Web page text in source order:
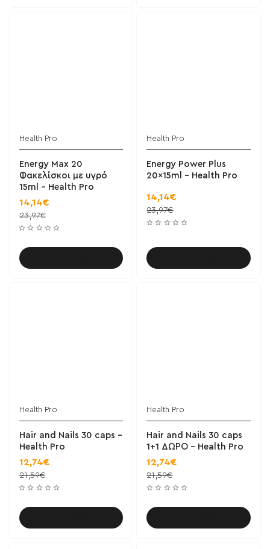
Health Pro
Energy Max 20
Φακελίσκοι με υγρό
15ml - Health Pro
14,14€
23,97€
Health Pro
Energy Power Plus
20x15ml - Health Pro
14,14€
23,97€
Health Pro
Hair and Nails 30 caps -
Health Pro
12,74€
21,59€
Health Pro
Hair and Nails 30 caps
1+1 ΔΩΡΟ - Health Pro
12,74€
21,59€